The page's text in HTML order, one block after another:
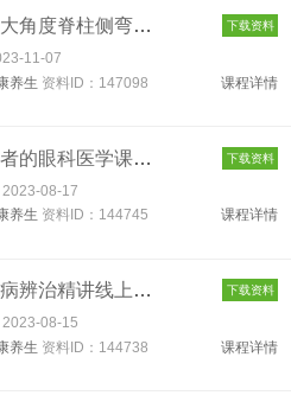
【施罗斯矫形】大角度脊柱侧弯 147098 下载资料
11-07
养生 资料ID：147098 课程详情
【陶勇】给忙碌者的眼科医学课（北京大学眼科学博士） 144745 下载资料
2023-08-17
养生 资料ID：144745 课程详情
【王致效】常见病辨治精讲线上课音频14集 144738 下载资料
2023-08-15
养生 资料ID：144738 课程详情